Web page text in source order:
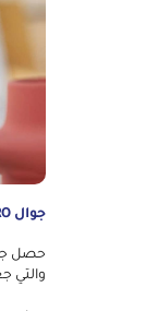
جوال REALME GT2 PRO يحصل على تحديث ANDROID 13
والتي